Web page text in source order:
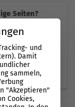
Seiten?
bis 70%. Bei
vielen
und
Damit
sammeln,
"Akzeptieren"
Cookies,